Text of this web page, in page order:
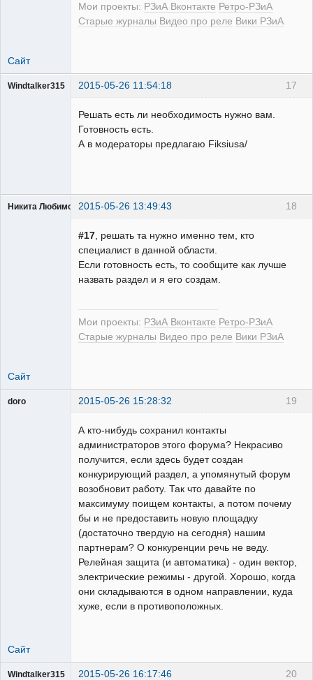
Мои проекты: РЗиА Вконтакте Ретро-РЗиА
Старые журналы Видео про реле Вики РЗиА
Сайт
17
Windtalker315 2015-05-26 11:54:18
Решать есть ли необходимость нужно вам.
Готовность есть.
А в модераторы предлагаю Fiksiusa/
18
Никита Любимов 2015-05-26 13:49:43
#17 , решать та нужно именно тем, кто
специалист в данной области.
Если готовность есть, то сообщите как лучше
назвать раздел и я его создам.
Мои проекты: РЗиА Вконтакте Ретро-РЗиА
Старые журналы Видео про реле Вики РЗиА
Сайт
19
doro 2015-05-26 15:28:32
А кто-нибудь сохранил контакты
администраторов этого форума? Некрасиво
получится, если здесь будет создан
конкурирующий раздел, а упомянутый форум
возобновит работу. Так что давайте по
максимуму поищем контакты, а потом почему
бы и не предоставить новую площадку
(достаточно твердую на сегодня) нашим
партнерам? О конкуренции речь не веду.
Релейная защита (и автоматика) - один вектор,
электрические режимы - другой. Хорошо, когда
они складываются в одном направлении, куда
хуже, если в противоположных.
Сайт
20
Windtalker315 2015-05-26 16:17:46